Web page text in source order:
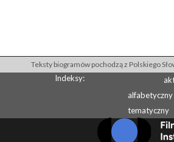
Teksty biogramów pochodzą z Polskiego
Indeksy:
alfabetyczny
tematyczny